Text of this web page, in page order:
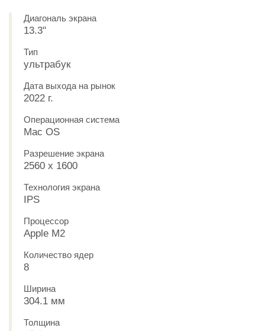
Диагональ экрана
13.3"
Тип
ультрабук
Дата выхода на рынок
2022 г.
Операционная система
Mac OS
Разрешение экрана
2560 x 1600
Технология экрана
IPS
Процессор
Apple M2
Количество ядер
8
Ширина
304.1 мм
Толщина